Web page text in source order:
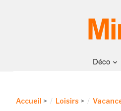
Déco
Accueil > Loisirs >